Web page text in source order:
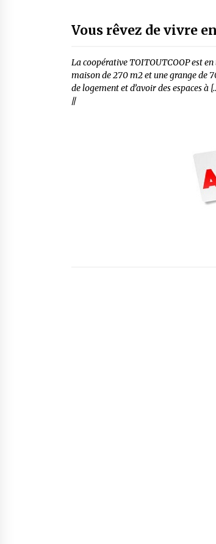
Vous rêvez de vivre
La coopérative TOITOUTCOOP est
maison de 270 m2 et une grange de
de logement et d’avoir des espaces à
//